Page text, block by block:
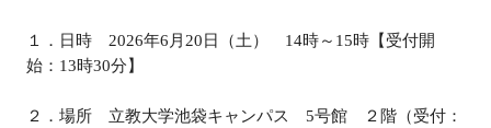
１．日時 2026年6月20日（土） 14時～15時【受付開
始：13時30分】
２．場所 立教大学池袋キャンパス 5号館 ２階（受付：